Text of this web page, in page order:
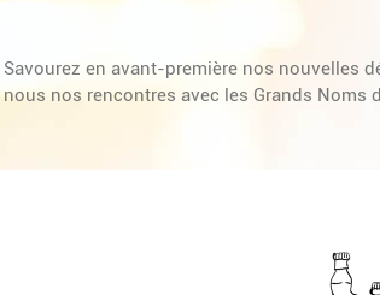
Savourez en avant-première nos nouvelles
nous nos rencontres avec les Grands Noms